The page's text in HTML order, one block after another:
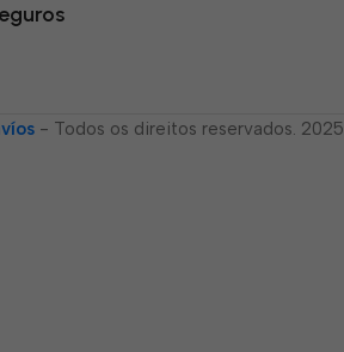
- Todos os direitos reservados. 2025